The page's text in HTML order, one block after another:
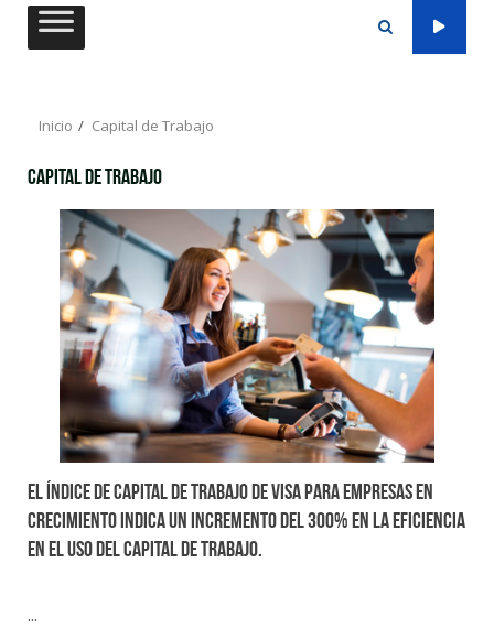
Saltar
Inicio Capital de Trabajo
Capital de Trabajo
El Índice de Capital de Trabajo de Visa para empresas en
crecimiento indica un incremento del 300% en la eficiencia
en el uso del capital de trabajo.
...